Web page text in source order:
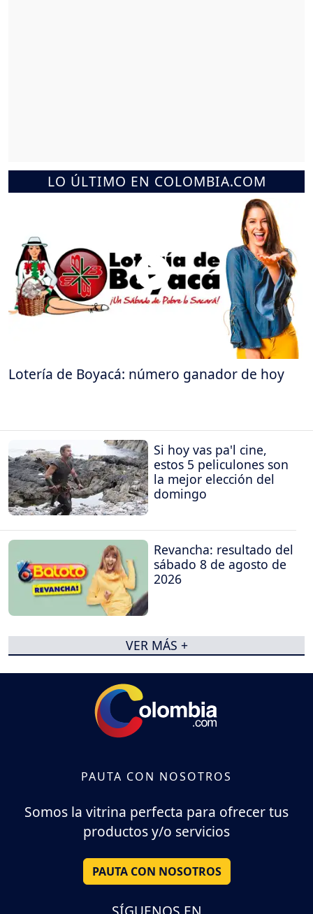
LO ÚLTIMO EN COLOMBIA.COM
Lotería de Boyacá: número ganador de hoy
Si hoy vas pa'l cine,
estos 5 peliculones son
la mejor elección del
domingo
Revancha: resultado del
sábado 8 de agosto de
2026
VER MÁS +
PAUTA CON NOSOTROS
Somos la vitrina perfecta para ofrecer tus
productos y/o servicios
PAUTA CON NOSOTROS